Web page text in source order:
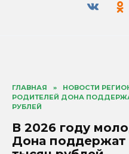
ГЛАВНАЯ » НОВОСТИ
РОДИТЕЛЕЙ ДОНА
РУБЛЕЙ
В 2026 году
Дона поддержат